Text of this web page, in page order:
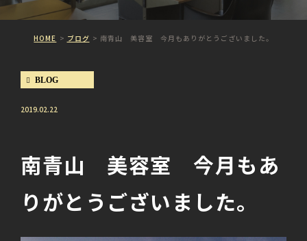
HOME ブログ 南青山 美容室 今月もありがとうございました。
BLOG
2019.02.22
南青山 美容室 今月もあ
りがとうございました。